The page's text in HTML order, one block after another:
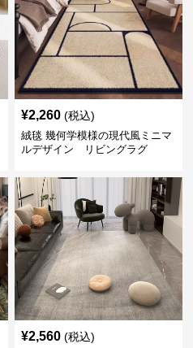
¥2,260 (税込)
絨毯 幾何学模様の現代風ミニマ
ルデザイン リビングラグ
¥2,560 (税込)